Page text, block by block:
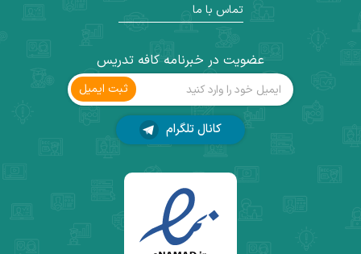
عضویت در خبرنامه کافه تدریس
ثبت ‌ایمیل
کانال تلگرام
تماس با ما